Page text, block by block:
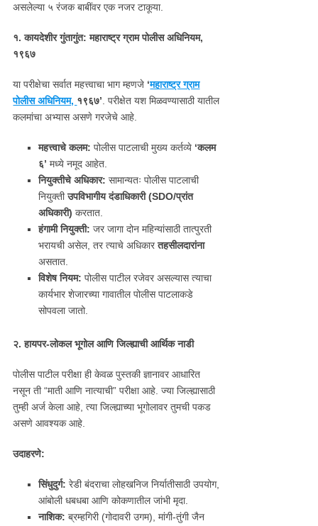
असलेल्या ५ रंजक बाबींवर एक नजर टाकूया.
१. कायदेशीर गुंतागुंत: महाराष्ट्र ग्राम पोलीस अधिनियम,
१९६७
या परीक्षेचा सर्वात महत्त्वाचा भाग म्हणजे ‘महाराष्ट्र ग्राम
पोलीस अधिनियम, १९६७’ . परीक्षेत यश मिळवण्यासाठी यातील
कलमांचा अभ्यास असणे गरजेचे आहे.
महत्त्वाचे कलम: पोलीस पाटलाची मुख्य कर्तव्ये ‘कलम
६’ मध्ये नमूद आहेत.
नियुक्तीचे अधिकार: सामान्यतः पोलीस पाटलाची
नियुक्तीउपविभागीय दंडाधिकारी (SDO/प्रांत
अधिकारी) करतात.
हंगामी नियुक्ती: जर जागा दोन महिन्यांसाठी तात्पुरती
भरायची असेल, तर त्याचे अधिकारतहसीलदारांना
असतात.
विशेष नियम: पोलीस पाटील रजेवर असल्यास त्याचा
कार्यभार शेजारच्या गावातील पोलीस पाटलाकडे
सोपवला जातो.
२. हायपर-लोकल भूगोल आणि जिल्ह्याची आर्थिक नाडी
पोलीस पाटील परीक्षा ही केवळ पुस्तकी ज्ञानावर आधारित
नसून ती “माती आणि नात्याची” परीक्षा आहे. ज्या जिल्ह्यासाठी
तुम्ही अर्ज केला आहे, त्या जिल्ह्याच्या भूगोलावर तुमची पकड
असणे आवश्यक आहे.
उदाहरणे:
सिंधुदुर्ग: रेडी बंदराचा लोहखनिज निर्यातीसाठी उपयोग,
आंबोली धबधबा आणि कोकणातील जांभी मृदा.
नाशिक: ब्रम्हगिरी (गोदावरी उगम), मांगी-तुंगी जैन